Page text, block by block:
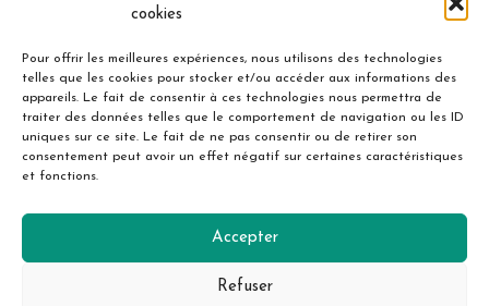
cookies
Pour offrir les meilleures expériences, nous utilisons des technologies
telles que les cookies pour stocker et/ou accéder aux informations des
appareils. Le fait de consentir à ces technologies nous permettra de
traiter des données telles que le comportement de navigation ou les ID
uniques sur ce site. Le fait de ne pas consentir ou de retirer son
consentement peut avoir un effet négatif sur certaines caractéristiques
et fonctions.
Accepter
Refuser
Accueil
Mentions légales
Contact